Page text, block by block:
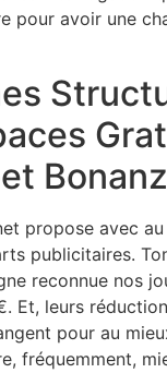
pour avoir une
propose avec
publicitaires.
reconnue nos
Et, leurs
pour au
fréquemment,